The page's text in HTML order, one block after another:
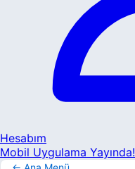
Hesabım
Mobil Uygulama Yayında!